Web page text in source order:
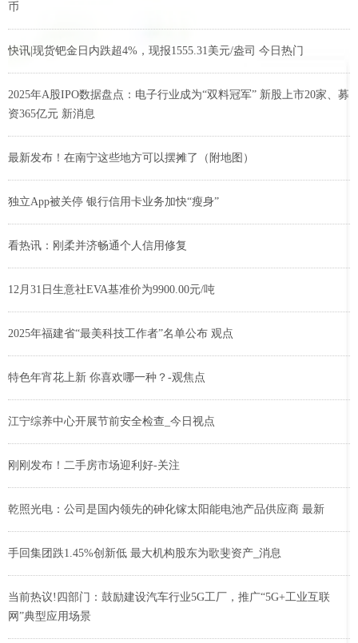
币
快讯|现货钯金日内跌超4%，现报1555.31美元/盎司 今日热门
2025年A股IPO数据盘点：电子行业成为“双料冠军” 新股上市20家、募
资365亿元 新消息
最新发布！在南宁这些地方可以摆摊了（附地图）
独立App被关停 银行信用卡业务加快“瘦身”
看热讯：刚柔并济畅通个人信用修复
12月31日生意社EVA基准价为9900.00元/吨
2025年福建省“最美科技工作者”名单公布 观点
特色年宵花上新 你喜欢哪一种？-观焦点
江宁综养中心开展节前安全检查_今日视点
刚刚发布！二手房市场迎利好-关注
乾照光电：公司是国内领先的砷化镓太阳能电池产品供应商 最新
手回集团跌1.45%创新低 最大机构股东为歌斐资产_消息
当前热议!四部门：鼓励建设汽车行业5G工厂，推广“5G+工业互联
网”典型应用场景